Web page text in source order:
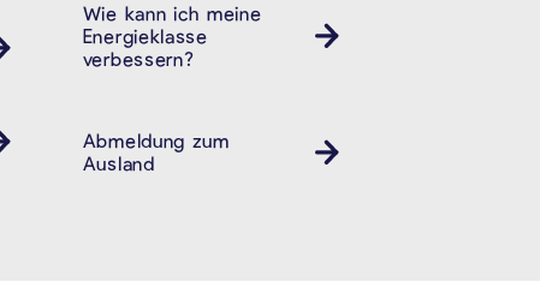
Wie kann ich meine
Energieklasse
verbessern?
Abmeldung zum
Ausland
Ausländeramt